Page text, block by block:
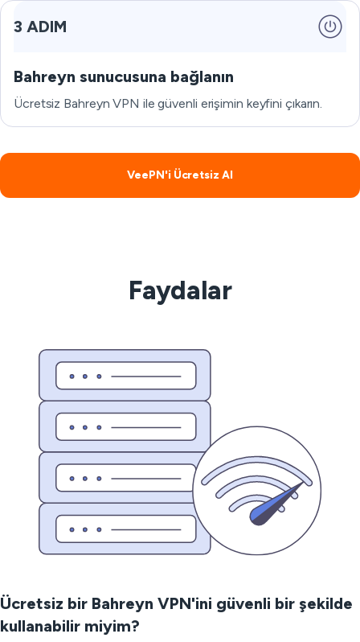
3 ADIM
Bahreyn sunucusuna bağlanın
Ücretsiz Bahreyn VPN ile güvenli erişimin keyfini çıkarın.
VeePN'i Ücretsiz Al
Faydalar
Ücretsiz bir Bahreyn VPN'ini güvenli bir şekilde
kullanabilir miyim?